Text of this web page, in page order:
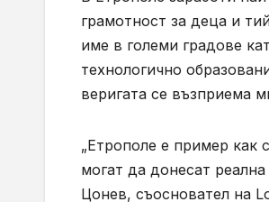
грамотност за деца и
име в големи градове
технологично
веригата се възприема
„Етрополе е пример как
могат да донесат
Цонев, съосновател на